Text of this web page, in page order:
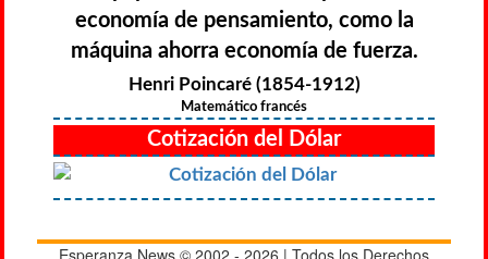
economía de pensamiento, como la
máquina ahorra economía de fuerza.
Henri Poincaré (1854-1912)
Matemático francés
Cotización del Dólar
Esperanza News © 2002 - 2026 | Todos los Derechos